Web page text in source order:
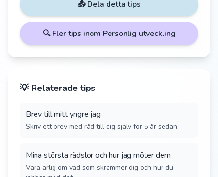
📤 Dela detta tips
🔍 Fler tips inom Personlig utveckling
💡 Relaterade tips
Brev till mitt yngre jag
Skriv ett brev med råd till dig själv för 5 år sedan.
Mina största rädslor och hur jag möter dem
Vara ärlig om vad som skrämmer dig och hur du